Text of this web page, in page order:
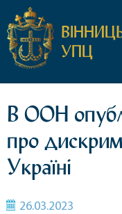
УПЦ
В ООН
про
Україні
26.03.2023